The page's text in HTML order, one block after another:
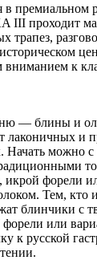
премиальном
III проходит
трапез,
к
— блины и
лаконичных и
можно с
икрой форели
Тем, кто
блинчики с
форели или
к русской